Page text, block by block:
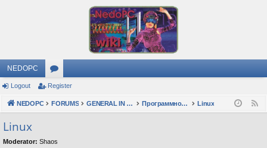
NEDOPC
or
u
s
Logout Register
NEDOPC FORUMS GENERAL IN RUSSIAN Программное обеспечение Linux
Linux
Moderator: Shaos